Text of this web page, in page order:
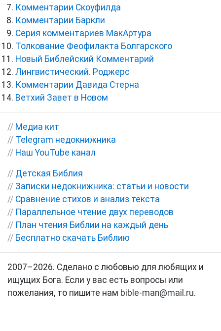
Комментарии Скоуфилда
Комментарии Баркли
Серия комментариев МакАртура
Толкование Феофилакта Болгарского
Новый Библейский Комментарий
Лингвистический. Роджерс
Комментарии Давида Стерна
Ветхий Завет в Новом
// Медиа кит
// Telegram недокнижника
// Наш YouTube канал
// Детская Библия
// Записки недокнижника: статьи и новости
// Сравнение стихов и анализ текста
// Параллельное чтение двух переводов
// План чтения Библии на каждый день
// Бесплатно скачать Библию
2007–2026. Сделано с любовью для любящих и
ищущих Бога. Если у вас есть вопросы или
пожелания, то пишите нам bible-man@mail.ru.